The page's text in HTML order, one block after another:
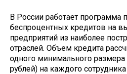
В России работает программа
беспроцентных кредитов на
предприятий из наиболее
отраслей. Объем кредита
одного минимального размера
рублей) на каждого